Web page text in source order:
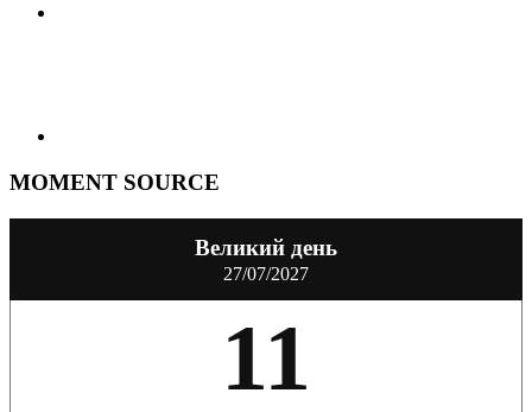
MOMENT SOURCE
Великий день
27/07/2027
11